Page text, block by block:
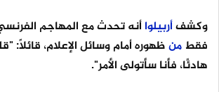
وكشفأربيلواأنه تحدث مع المهاجم
فقط منظهوره أمام وسائل الإعلام، قائلاً:
هادئًا، فأنا سأتولى الأمر".